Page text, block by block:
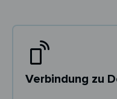
Verbindung zu